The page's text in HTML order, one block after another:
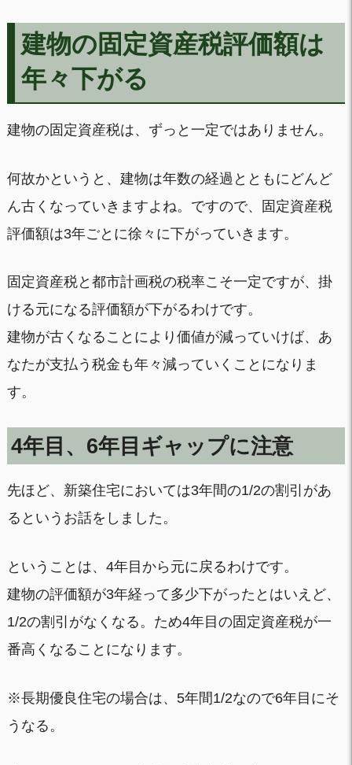
建物の固定資産税評価額は
年々下がる
建物の固定資産税は、ずっと一定ではありません。
何故かというと、建物は年数の経過とともにどんど
ん古くなっていきますよね。ですので、固定資産税
評価額は3年ごとに徐々に下がっていきます。
固定資産税と都市計画税の税率こそ一定ですが、掛
ける元になる評価額が下がるわけです。
建物が古くなることにより価値が減っていけば、あ
なたが支払う税金も年々減っていくことになりま
す。
4年目、6年目ギャップに注意
先ほど、新築住宅においては3年間の1/2の割引があ
るというお話をしました。
ということは、4年目から元に戻るわけです。
建物の評価額が3年経って多少下がったとはいえど、
1/2の割引がなくなる。ため4年目の固定資産税が一
番高くなることになります。
※長期優良住宅の場合は、5年間1/2なので6年目にそ
うなる。